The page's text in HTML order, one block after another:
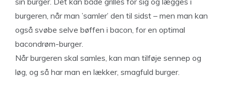
burgeren, når man ’samler’ den til sidst – men man kan
også svøbe selve bøffen i bacon, for en optimal
bacondrøm-burger.
Når burgeren skal samles, kan man tilføje sennep og
løg, og så har man en lækker, smagfuld burger.